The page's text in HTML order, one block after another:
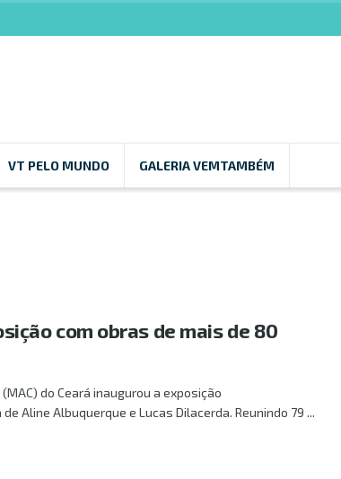
VT PELO MUNDO GALERIA VEMTAMBÉM
com obras de mais de 80
do Ceará inaugurou a exposição
Aline Albuquerque e Lucas Dilacerda. Reunindo 79 ...